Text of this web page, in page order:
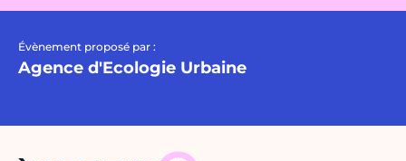
Évènement proposé par :
Agence d'Ecologie Urbaine